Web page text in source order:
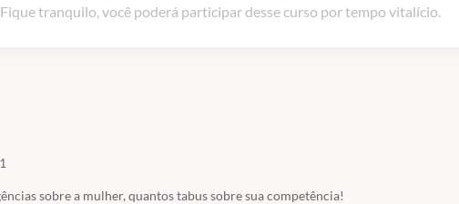
Fique tranquilo, você poderá participar desse curso por tempo vitalício.
sobre a mulher, quantos tabus sobre sua competência!